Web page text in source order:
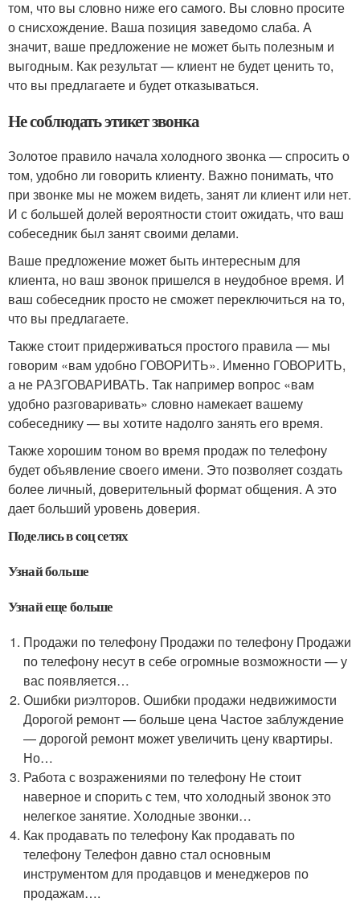
том, что вы словно ниже его самого. Вы словно просите
о снисхождение. Ваша позиция заведомо слаба. А
значит, ваше предложение не может быть полезным и
выгодным. Как результат — клиент не будет ценить то,
что вы предлагаете и будет отказываться.
Не соблюдать этикет звонка
Золотое правило начала холодного звонка — спросить о
том, удобно ли говорить клиенту. Важно понимать, что
при звонке мы не можем видеть, занят ли клиент или нет.
И с большей долей вероятности стоит ожидать, что ваш
собеседник был занят своими делами.
Ваше предложение может быть интересным для
клиента, но ваш звонок пришелся в неудобное время. И
ваш собеседник просто не сможет переключиться на то,
что вы предлагаете.
Также стоит придерживаться простого правила — мы
говорим «вам удобно ГОВОРИТЬ». Именно ГОВОРИТЬ,
а не РАЗГОВАРИВАТЬ. Так например вопрос «вам
удобно разговаривать» словно намекает вашему
собеседнику — вы хотите надолго занять его время.
Также хорошим тоном во время продаж по телефону
будет объявление своего имени. Это позволяет создать
более личный, доверительный формат общения. А это
дает больший уровень доверия.
Поделись в соц сетях
Узнай больше
Узнай еще больше
Продажи по телефону Продажи по телефону Продажи
по телефону несут в себе огромные возможности — у
вас появляется…
Ошибки риэлторов. Ошибки продажи недвижимости
Дорогой ремонт — больше цена Частое заблуждение
— дорогой ремонт может увеличить цену квартиры.
Но…
Работа с возражениями по телефону Не стоит
наверное и спорить с тем, что холодный звонок это
нелегкое занятие. Холодные звонки…
Как продавать по телефону Как продавать по
телефону Телефон давно стал основным
инструментом для продавцов и менеджеров по
продажам….